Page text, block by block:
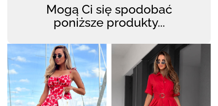
Mogą Ci się spodobać
poniższe produkty...